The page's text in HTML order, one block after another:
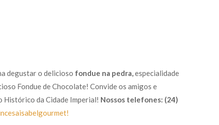
degustar o delicioso fondue na pedra,especialidade
Fondue de Chocolate! Convide os amigos e
Histórico da Cidade Imperial! Nossos telefones: (24)